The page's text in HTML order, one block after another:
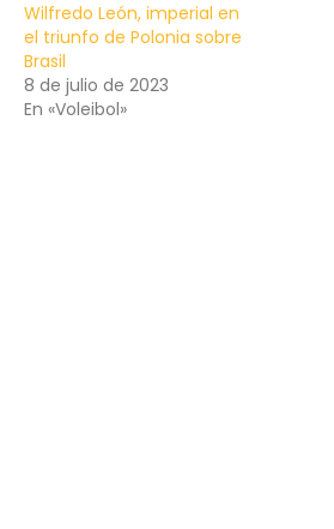
Wilfredo León, imperial en
el triunfo de Polonia sobre
Brasil
8 de julio de 2023
En «Voleibol»